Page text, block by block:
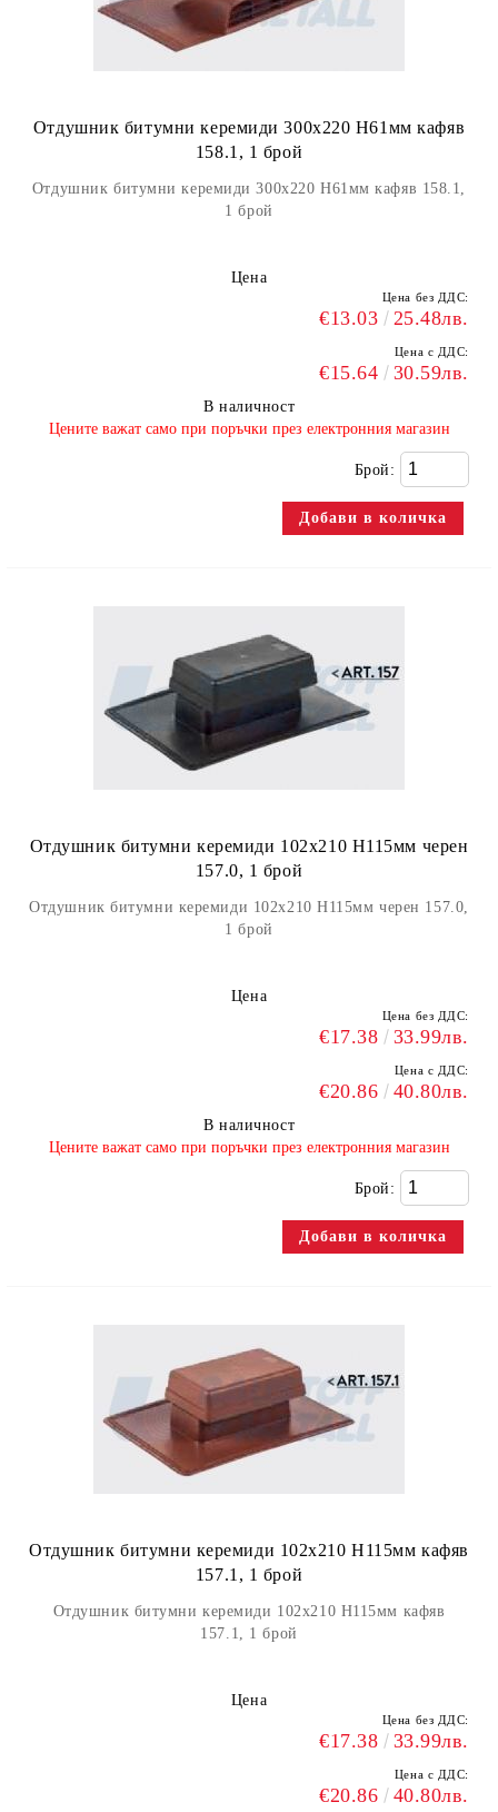
Отдушник битумни керемиди 300х220 H61мм кафяв
158.1, 1 брой
Отдушник битумни керемиди 300х220 H61мм кафяв 158.1,
1 брой
Цена
Цена без ДДС:
€13.03 25.48лв.
Цена с ДДС:
€15.64 30.59лв.
В наличност
​Цените важат само при поръчки през електронния магазин
Брой:
Отдушник битумни керемиди 102х210 H115мм черен
157.0, 1 брой
Отдушник битумни керемиди 102х210 H115мм черен 157.0,
1 брой
Цена
Цена без ДДС:
€17.38 33.99лв.
Цена с ДДС:
€20.86 40.80лв.
В наличност
​Цените важат само при поръчки през електронния магазин
Брой:
Отдушник битумни керемиди 102х210 H115мм кафяв
157.1, 1 брой
Отдушник битумни керемиди 102х210 H115мм кафяв
157.1, 1 брой
Цена
Цена без ДДС:
€17.38 33.99лв.
Цена с ДДС:
€20.86 40.80лв.